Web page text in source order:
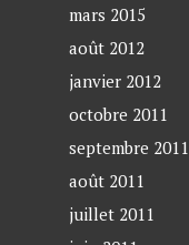
mars 2015
août 2012
janvier 2012
octobre 2011
septembre 2011
août 2011
juillet 2011